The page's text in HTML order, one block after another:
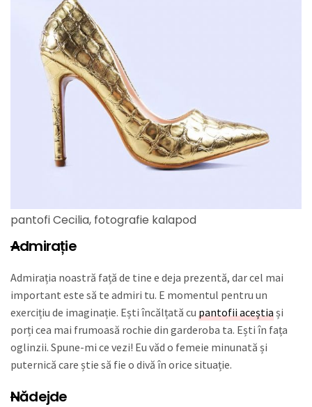
pantofi Cecilia, fotografie kalapod
Admirație
Admirația noastră față de tine e deja prezentă, dar cel mai
important este să te admiri tu. E momentul pentru un
exercițiu de imaginație. Ești încălțată cu pantofii aceștia și
porți cea mai frumoasă rochie din garderoba ta. Ești în fața
oglinzii. Spune-mi ce vezi! Eu văd o femeie minunată și
puternică care știe să fie o divă în orice situație.
Nădejde